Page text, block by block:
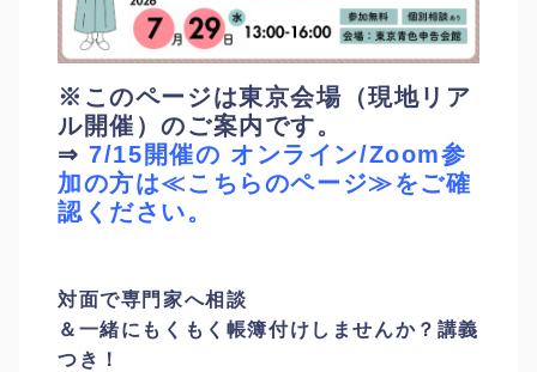
※このページは東京会場（現地リア
ル開催）のご案内です。
⇒7/15開催の オンライン/Zoom参
加の方は≪こちらのページ≫をご確
認ください。
対面で専門家へ相談
＆一緒にもくもく帳簿付けしませんか？ 講義
つき！